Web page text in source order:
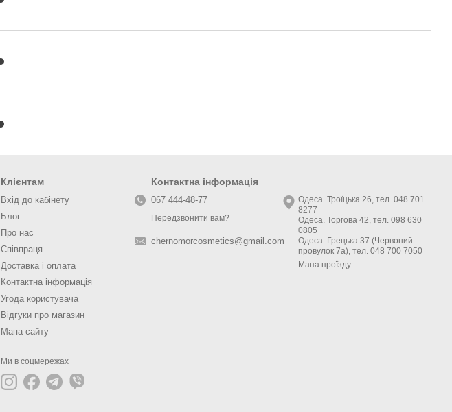
Клієнтам
Вхід до кабінету
Блог
Про нас
Співпраця
Доставка і оплата
Контактна інформація
Угода користувача
Відгуки про магазин
Мапа сайту
Ми в соцмережах
Контактна інформація
067 444-48-77
Передзвонити вам?
chernomorcosmetics@gmail.com
Одеса. Троїцька 26, тел. 048 701
8277
Одеса. Торгова 42, тел. 098 630
0805
Одеса. Грецька 37 (Червоний
провулок 7а), тел. 048 700 7050
Мапа проїзду